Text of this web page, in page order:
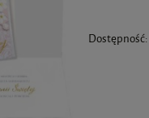
Dostępność: